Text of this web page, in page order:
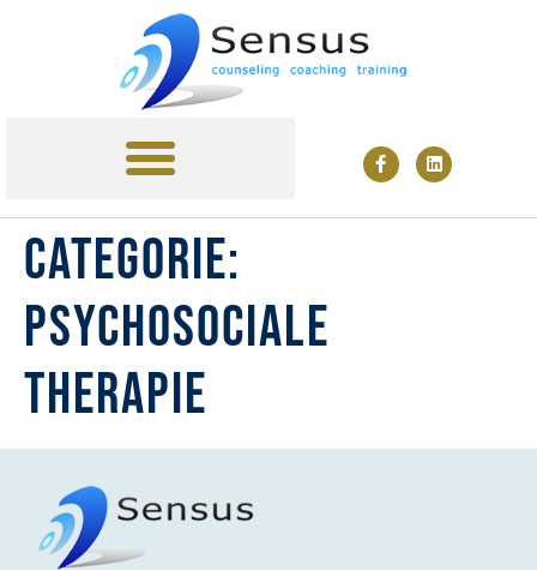
Categorie:
Psychosociale
therapie